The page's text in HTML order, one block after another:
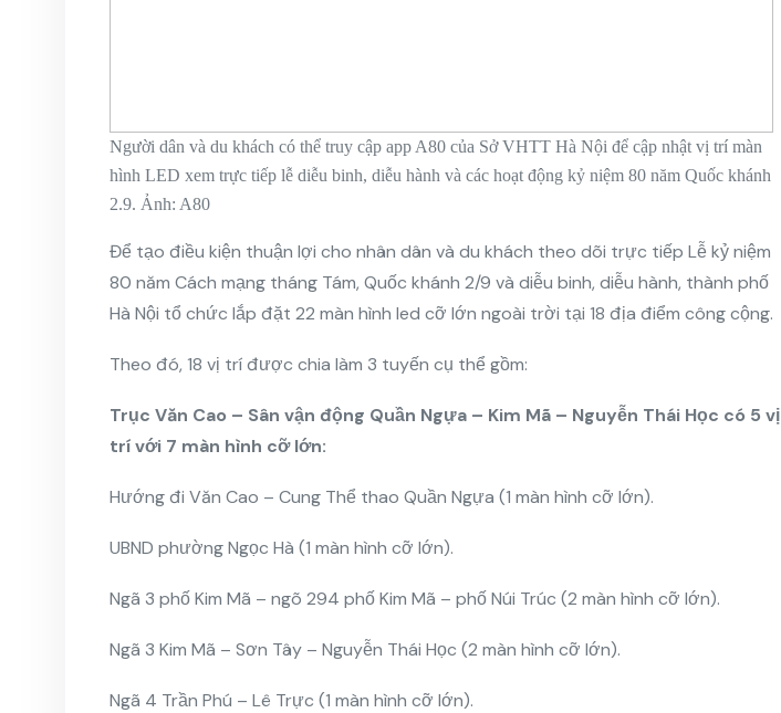
Người dân và du khách có thể truy cập app A80 của Sở VHTT Hà Nội để cập nhật vị trí màn
hình LED xem trực tiếp lễ diễu binh, diễu hành và các hoạt động kỷ niệm 80 năm Quốc khánh
2.9. Ảnh: A80
Để tạo điều kiện thuận lợi cho nhân dân và du khách theo dõi trực tiếp Lễ kỷ niệm
80 năm Cách mạng tháng Tám, Quốc khánh 2/9 và diễu binh, diễu hành, thành phố
Hà Nội tổ chức lắp đặt 22 màn hình led cỡ lớn ngoài trời tại 18 địa điểm công cộng.
Theo đó, 18 vị trí được chia làm 3 tuyến cụ thể gồm:
Trục Văn Cao – Sân vận động Quần Ngựa – Kim Mã – Nguyễn Thái Học có 5 vị
trí với 7 màn hình cỡ lớn:
Hướng đi Văn Cao – Cung Thể thao Quần Ngựa (1 màn hình cỡ lớn).
UBND phường Ngọc Hà (1 màn hình cỡ lớn).
Ngã 3 phố Kim Mã – ngõ 294 phố Kim Mã – phố Núi Trúc (2 màn hình cỡ lớn).
Ngã 3 Kim Mã – Sơn Tây – Nguyễn Thái Học (2 màn hình cỡ lớn).
Ngã 4 Trần Phú – Lê Trực (1 màn hình cỡ lớn).